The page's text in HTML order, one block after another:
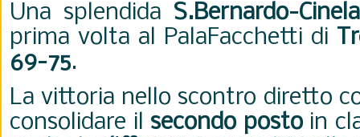
Una splendida S.Bernardo-
prima volta al PalaFacchetti di
69-75.
La vittoria nello scontro diretto
consolidare il secondo postoin